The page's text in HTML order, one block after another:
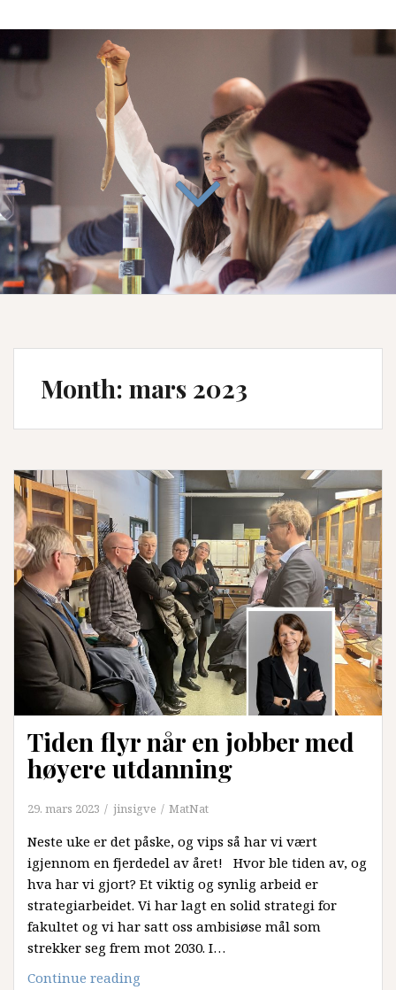
Month: mars 2023
Tiden flyr når en jobber med
høyere utdanning
29. mars 2023 jinsigve MatNat
Neste uke er det påske, og vips så har vi vært
igjennom en fjerdedel av året! Hvor ble tiden av, og
hva har vi gjort? Et viktig og synlig arbeid er
strategiarbeidet. Vi har lagt en solid strategi for
fakultet og vi har satt oss ambisiøse mål som
strekker seg frem mot 2030. I…
Continue reading